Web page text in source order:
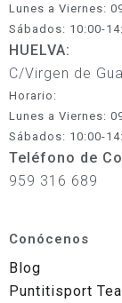
Lunes a Viernes:
Sábados: 10:00-
HUELVA:
C/Virgen de
Horario:
Lunes a Viernes:
Sábados: 10:00-
Teléfono de
959 316 689
Conócenos
Blog
Puntitisport